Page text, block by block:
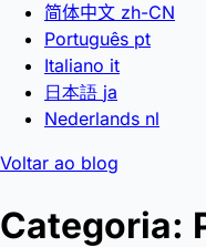
简体中文 zh-CN
Português pt
Italiano it
日本語 ja
Nederlands nl
Voltar ao blog
Categoria: